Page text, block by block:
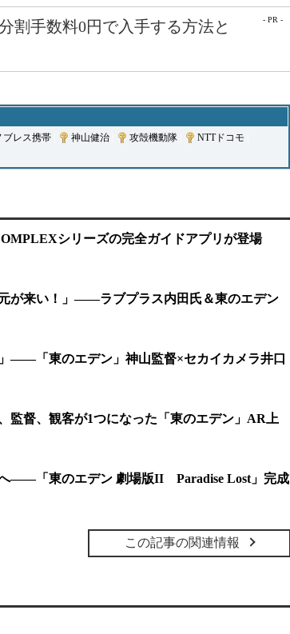
- PR -
割手数料0円で入手する方法と
ブレス携帯 神山健治 攻殻機動隊 NTTドコモ
シリーズの完全ガイドアプリが登場
元が来い！」――ラブプラス内田氏＆東のエデン
――「東のエデン」神山監督×セカイカメラ井口
督、観客が1つになった「東のエデン」AR上
――「東のエデン 劇場版II Paradise Lost」完成
この記事の関連情報